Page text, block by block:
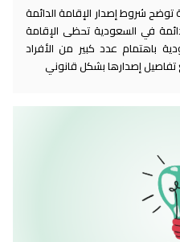
توضح شروط إصدار الإقامة الدائمة
في السعودية تحظى الإقامة
باهتمام عدد كبير من الأفراد
تفاصيل إصدارها بشكل قانوني